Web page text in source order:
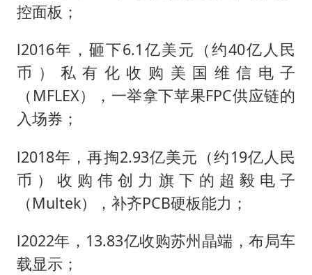
控面板；
l2016年，砸下6.1亿美元（约40亿人民
币）私有化收购美国维信电子
（MFLEX），一举拿下苹果FPC供应链的
入场券；
l2018年，再掏2.93亿美元（约19亿人民
币）收购伟创力旗下的超毅电子
（Multek），补齐PCB硬板能力；
l2022年，13.83亿收购苏州晶端，布局车
载显示；